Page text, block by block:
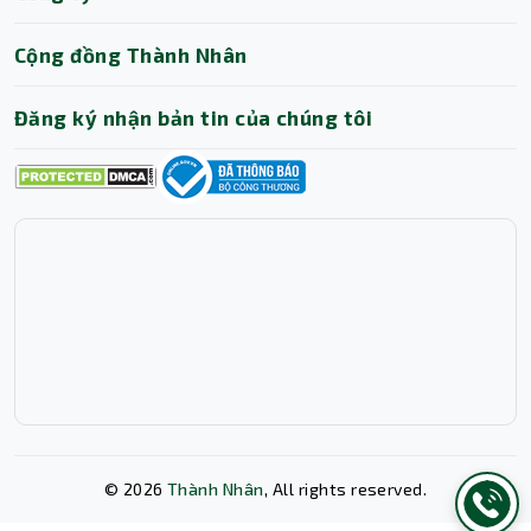
Cộng đồng Thành Nhân
Đăng ký nhận bản tin của chúng tôi
© 2026 Thành Nhân, All rights reserved.